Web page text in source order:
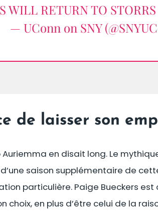
WILL RETURN TO
— UConn on SNY
de laisser son
Auriemma en disait long. Le
saison supplémentaire de
particulière. Paige Bueckers
choix, en plus d’être celui de la